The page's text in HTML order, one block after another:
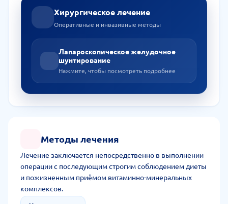
Хирургическое лечение
Оперативные и инвазивные методы
Лапароскопическое желудочное
шунтирование
Нажмите, чтобы посмотреть подробнее
Методы лечения
Лечение заключается непосредственно в выполнении
операции с последующим строгим соблюдением диеты
и пожизненным приёмом витаминно-минеральных
комплексов.